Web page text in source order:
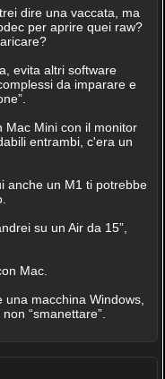
dire una vaccata, ma
per aprire quei raw?
evita altri software
da imparare e
Mac Mini con il monitor
entrambi, c'era un
anche un M1 ti potrebbe
su un Air da 15”,
Mac.
macchina Windows,
“smanettare”.